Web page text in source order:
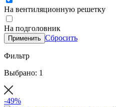
На вентиляционную решетку
На подголовник
Применить Сбросить
Фильтр
Выбрано: 1
-49%